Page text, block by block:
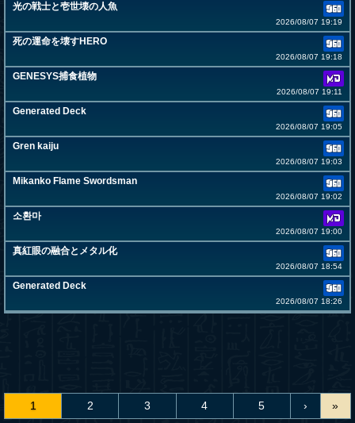
光の戦士と壱世壊の人魚
2026/08/07 19:19
死の運命を壊すHERO
2026/08/07 19:18
GENESYS捕食植物
2026/08/07 19:11
Generated Deck
2026/08/07 19:05
Gren kaiju
2026/08/07 19:03
Mikanko Flame Swordsman
2026/08/07 19:02
소환마
2026/08/07 19:00
真紅眼の融合とメタル化
2026/08/07 18:54
Generated Deck
2026/08/07 18:26
1 2 3 4 5 › »